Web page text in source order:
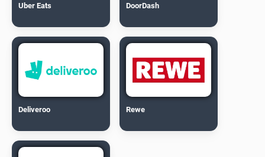
Uber Eats DoorDash
Deliveroo Rewe